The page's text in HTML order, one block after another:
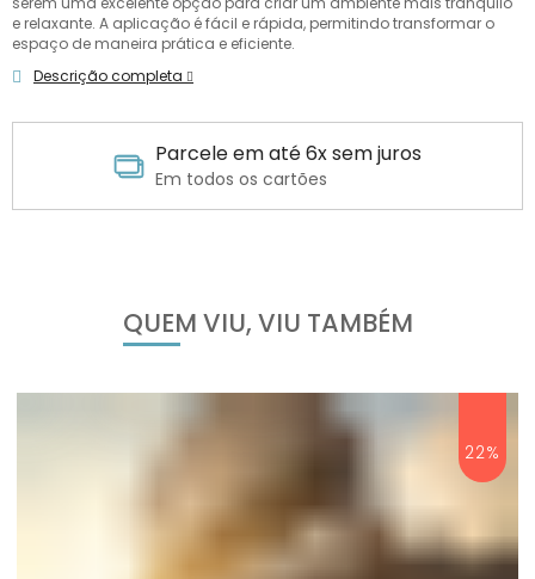
e relaxante. A aplicação é fácil e rápida, permitindo transformar o
espaço de maneira prática e eficiente.
Descrição completa
Parcele em até 6x sem juros
Em todos os cartões
QUEM VIU, VIU TAMBÉM
22%